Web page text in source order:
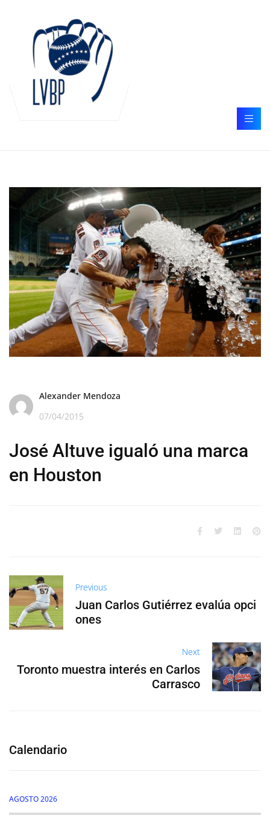
Alexander Mendoza
07/04/2015
José Altuve igualó una marca
en Houston
Previous
Juan Carlos Gutiérrez evalúa opci
ones
Next
Toronto muestra interés en Carlos
Carrasco
Calendario
AGOSTO 2026